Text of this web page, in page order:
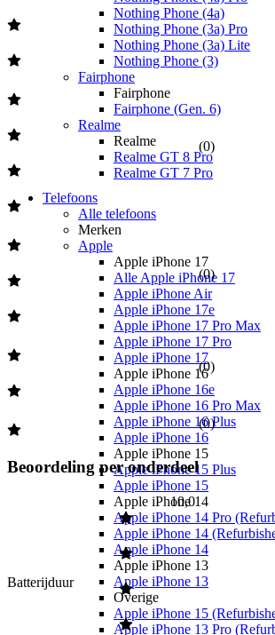
Nothing Phone (4a)
Nothing Phone (3a) Pro
Nothing Phone (3a) Lite
Nothing Phone (3)
Fairphone
Fairphone
Fairphone (Gen. 6)
Realme
Realme
Realme GT 8 Pro
Realme GT 7 Pro
Telefoons
Alle telefoons
Merken
Apple
Apple iPhone 17
Alle Apple iPhone 17
Apple iPhone Air
Apple iPhone 17e
Apple iPhone 17 Pro Max
Apple iPhone 17 Pro
Apple iPhone 17
Apple iPhone 16
Apple iPhone 16e
Apple iPhone 16 Pro Max
Apple iPhone 16 Plus
Apple iPhone 16
Apple iPhone 15
Apple iPhone 15 Plus
Apple iPhone 15
Apple iPhone 14
Apple iPhone 14 Pro
Apple iPhone 14
Apple iPhone 14
Apple iPhone 13
Apple iPhone 13
Overige
Apple iPhone 15
Apple iPhone 13 Pro
(0)
(0)
(0)
(0)
Beoordeling per onderdeel
Batterijduur
10,0